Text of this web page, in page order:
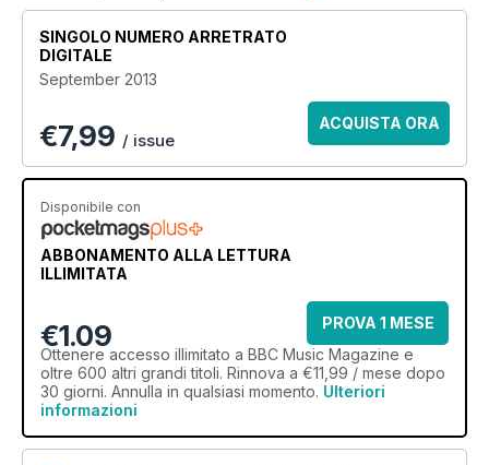
SINGOLO NUMERO ARRETRATO
DIGITALE
September 2013
€7,99 / issue
ACQUISTA ORA
Disponibile con
ABBONAMENTO ALLA LETTURA
ILLIMITATA
€1.09
PROVA 1 MESE
Ottenere accesso illimitato a BBC Music Magazine e
oltre 600 altri grandi titoli. Rinnova a €11,99 / mese dopo
30 giorni. Annulla in qualsiasi momento. Ulteriori
informazioni